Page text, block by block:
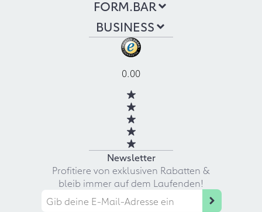
FORM.BAR
BUSINESS
0.00
Newsletter
Profitiere von exklusiven Rabatten &
bleib immer auf dem Laufenden!